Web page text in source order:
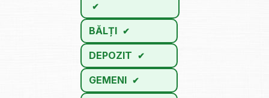
BĂLȚI
DEPOZIT
GEMENI